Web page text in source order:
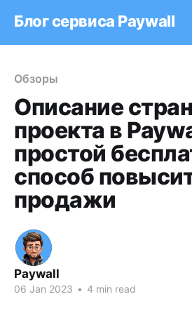
Блог сервиса Paywall
Обзоры
Описание
проекта в
простой
способ
продажи
Paywall
06 Jan 2023 • 4 min read